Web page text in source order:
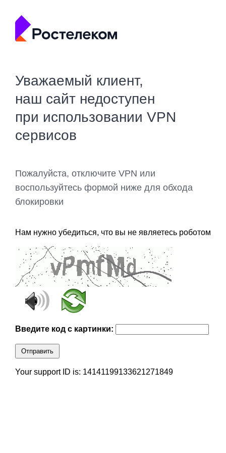
Уважаемый клиент,
наш сайт недоступен
при использовании VPN
сервисов
Пожалуйста, отключите VPN или
воспользуйтесь формой ниже для обхода
блокировки
Нам нужно убедиться, что вы не являетесь роботом
Введите код с картинки:
Отправить
Your support ID is: 14141199133621271849